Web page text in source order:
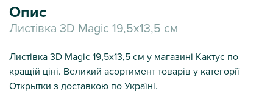
Опис
Листівка 3D Magic 19,5х13,5 см
Листівка 3D Magic 19,5х13,5 см у магазині Кактус по
кращій ціні. Великий асортимент товарів у категорії
Открытки з доставкою по Україні.